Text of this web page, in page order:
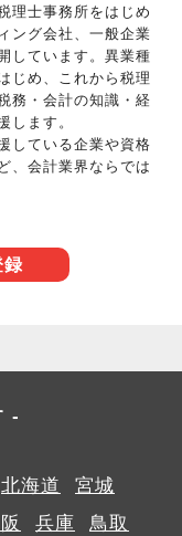
理士事務所をはじめ
ング会社、一般企業
しています。異業種
じめ、これから税理
務・会計の知識・経
します。
している企業や資格
、会計業界ならでは
録
北海道
宮城
兵庫
鳥取